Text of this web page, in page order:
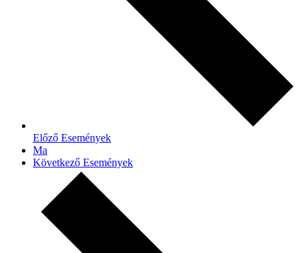
Előző Események
Ma
Következő Események